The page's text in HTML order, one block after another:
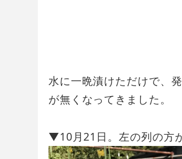
水に一晩漬けただけで、
が無くなってきました。
▼10月21日。左の列の方